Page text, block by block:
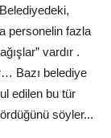
personelin fazla
vardır .
Bazı belediye
edilen bu tür
söyler...